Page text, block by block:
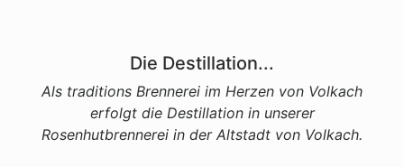
Die Destillation...
Als traditions Brennerei im Herzen von Volkach
erfolgt die Destillation in unserer
Rosenhutbrennerei in der Altstadt von Volkach.